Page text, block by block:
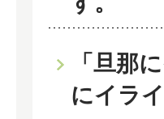
「旦那
にイラ